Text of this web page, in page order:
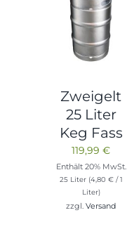
Zweigelt
25 Liter
Keg Fass
119,99€
Enthält 20% MwSt.
25 Liter (4,80 €/ 1
Liter)
zzgl.Versand